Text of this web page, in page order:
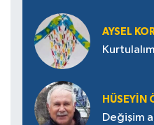
AYSEL
HÜSEYIN
Değişim